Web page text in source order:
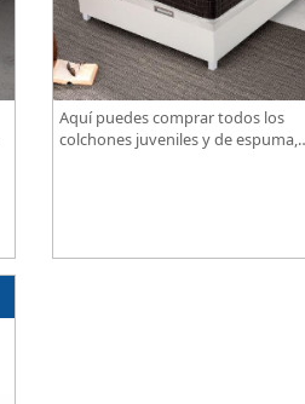
Aquí puedes comprar todos los
colchones juveniles y de espuma,